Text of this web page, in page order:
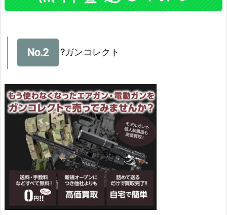
?ガンコレクト